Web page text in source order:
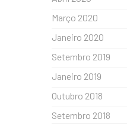
Março 2020
Janeiro 2020
Setembro 2019
Janeiro 2019
Outubro 2018
Setembro 2018